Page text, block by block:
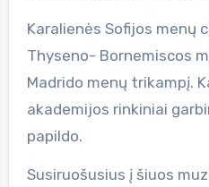
Karalienės Sofijos menų
Thyseno- Bornemiscos
Madrido menų trikampį.
akademijos rinkiniai
papildo.
Susiruošusius į šiuos